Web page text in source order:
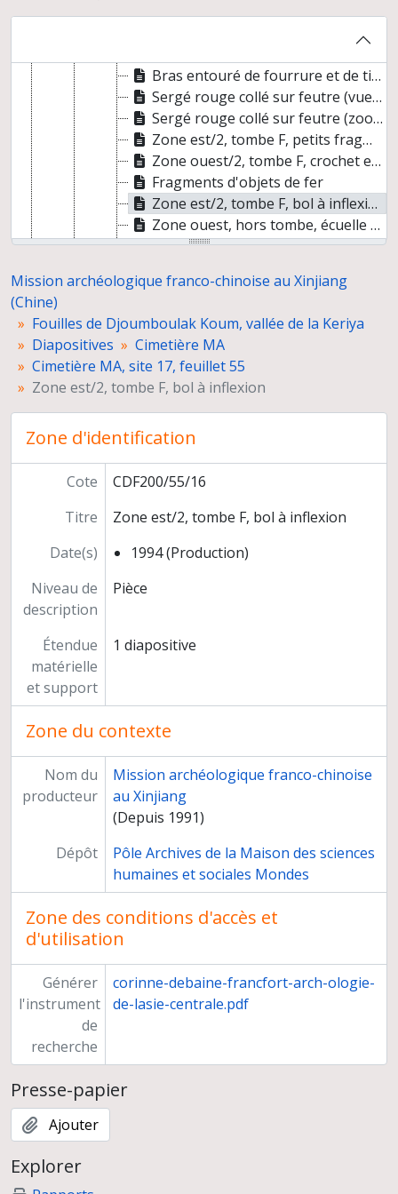
Bras entouré de fourrure et de tissu (détail textile ajouré marron)
Bras entouré de fourrure et de tissu (détail fourrure et tissu rouge)
Bras entouré de fourrure et de tissu (détail toile ajourée marron)
Sergé rouge collé sur feutre (vue générale)
Sergé rouge collé sur feutre (zoom)
Zone est/2, tombe F, petits fragments de tissu rouge et feutre
Zone ouest/2, tombe F, crochet en fer
Fragments d'objets de fer
Zone est/2, tombe F, bol à inflexion
Zone ouest, hors tombe, écuelle carénée (fragment)
2 coquillages gastéropodes (vue ventrale et dorsale)
Cimetière MB
Cimetière MD
Cimetières ME, MG, MH et MK
Djoumboulak Koum, céramique
Djoumboulak Koum, céramique, tombes
Djoumboulak Koum, cuivre
Djoumboulak Koum, cuivre, cauris
Djoumboulak Koum, cuivre "coiffes"
Djoumboulak Koum, cuivre, miroirs
Djoumboulak Koum, cuivre, demi-sphère à décor animalier, IDR-42
Djoumboulak Koum, cuivre
Djoumboulak Koum, cuivre, pointes de flèche
Djoumboulak Koum, fer, pointes, pointes de flèche
Djoumboulak Koum, fer, marmite et filet
Djoumboulak Koum, bois, plat au cerf
Djoumboulak Koum, bois décoré
Djoumboulak Koum, bois, petits objets
Djoumboulak Koum, bois, os, corne
Djoumboulak Koum, bois, pierre, fusaïoles décorées
Djoumboulak Koum, meules, broyeurs, faucilles
Djoumboulak Koum, aiguisoirs, pierres à aiguiser
Djoumboulak Koum, pierre
Djoumboulak Koum, tissu
Djoumboulak Koum, textile
Djoumboulak Koum, rubans, pompons
Djoumboulak Koum, feutre, cuir, cheveux, "poupées"
Djoumboulak Koum, diapositives non légendées
Djoumboulak Koum, cornaline, perles
Djoumboulak Koum, lithique, petits objets
Djoumboulak Koum, résille, restes de travaux textiles
Mission archéologique franco-chinoise au Xinjiang
(Chine)
Fouilles de Djoumboulak Koum, vallée de la Keriya
Diapositives
Cimetière MA
Cimetière MA, site 17, feuillet 55
Zone est/2, tombe F, bol à inflexion
Zone d'identification
Cote
CDF200/55/16
Titre
Zone est/2, tombe F, bol à inflexion
Date(s)
1994 (Production)
Niveau de
description
Pièce
Étendue
matérielle
et support
1 diapositive
Zone du contexte
Nom du
producteur
Mission archéologique franco-chinoise
au Xinjiang
(Depuis 1991)
Dépôt
Pôle Archives de la Maison des sciences
humaines et sociales Mondes
Zone des conditions d'accès et
d'utilisation
Générer
l'instrument
de
recherche
corinne-debaine-francfort-arch-ologie-
de-lasie-centrale.pdf
Presse-papier
Ajouter
Explorer